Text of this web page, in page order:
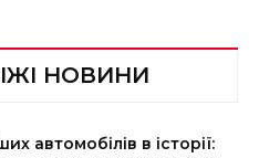
НОВИНИ
автомобілів в історії: